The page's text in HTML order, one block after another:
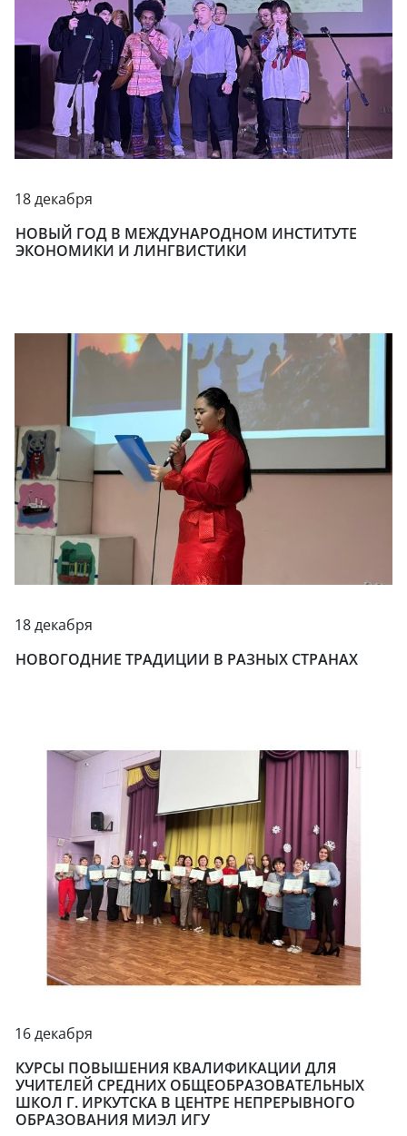
18 декабря
НОВЫЙ ГОД В МЕЖДУНАРОДНОМ ИНСТИТУТЕ
ЭКОНОМИКИ И ЛИНГВИСТИКИ
18 декабря
НОВОГОДНИЕ ТРАДИЦИИ В РАЗНЫХ СТРАНАХ
16 декабря
КУРСЫ ПОВЫШЕНИЯ КВАЛИФИКАЦИИ ДЛЯ
УЧИТЕЛЕЙ СРЕДНИХ ОБЩЕОБРАЗОВАТЕЛЬНЫХ
ШКОЛ Г. ИРКУТСКА В ЦЕНТРЕ НЕПРЕРЫВНОГО
ОБРАЗОВАНИЯ МИЭЛ ИГУ